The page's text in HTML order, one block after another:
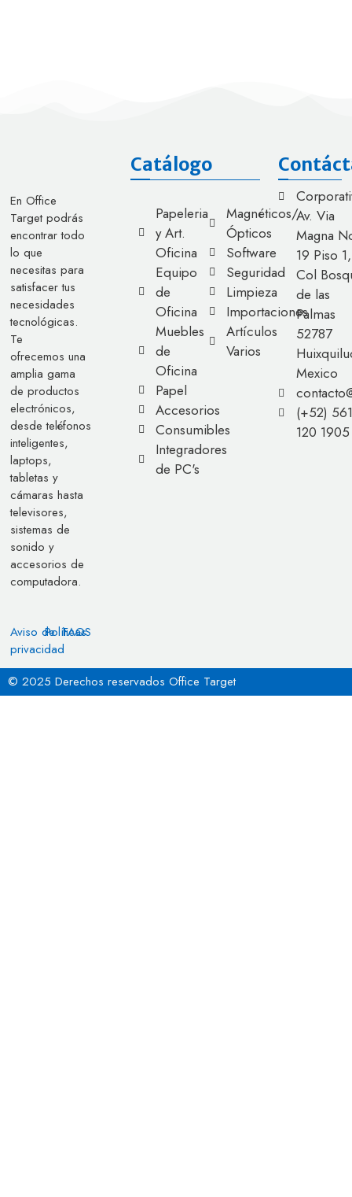
En Office
Target podrás
encontrar todo
lo que
necesitas para
satisfacer tus
necesidades
tecnológicas.
Te
ofrecemos una
amplia gama
de productos
electrónicos,
desde teléfonos
inteligentes,
laptops,
tabletas y
cámaras hasta
televisores,
sistemas de
sonido y
accesorios de
computadora.
Aviso de
privacidad
Políticas
FAQS
Catálogo
Papeleria
y Art.
Oficina
Equipo
de
Oficina
Muebles
de
Oficina
Papel
Accesorios
Consumibles
Integradores
de PC's
Magnéticos/
Ópticos
Software
Seguridad
Limpieza
Importaciones
Artículos
Varios
Av. Via
Magna
19 Piso 1,
Col
de las
Palmas
52787
Mexico
(+52) 561
120 1905
© 2025 Derechos reservados Office Target